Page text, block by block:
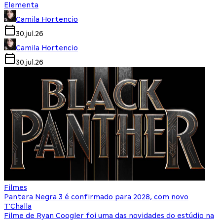
Elementa
Camila Hortencio
30.jul.26
Camila Hortencio
30.jul.26
Filmes
Pantera Negra 3 é confirmado para 2028, com novo
T'Challa
Filme de Ryan Coogler foi uma das novidades do estúdio na